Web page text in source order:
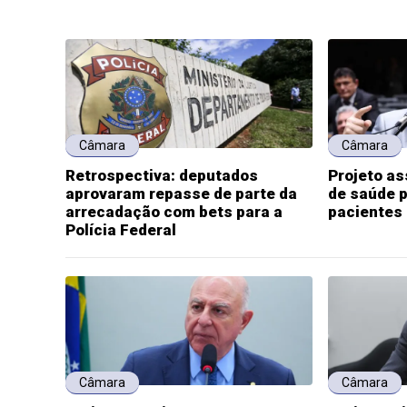
Câmara
Retrospectiva: deputados
aprovaram repasse de parte da
arrecadação com bets para a
Polícia Federal
Câmara
Projeto
de saúde
Câmara Câmara